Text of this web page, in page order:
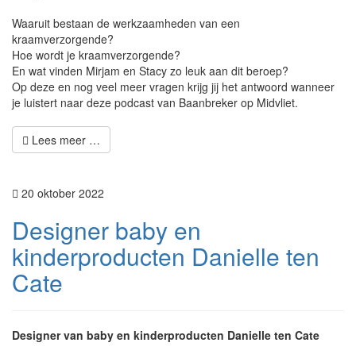
Waaruit bestaan de werkzaamheden van een
kraamverzorgende?
Hoe wordt je kraamverzorgende?
En wat vinden Mirjam en Stacy zo leuk aan dit beroep?
Op deze en nog veel meer vragen krijg jij het antwoord wanneer
je luistert naar deze podcast van Baanbreker op Midvliet.
Lees meer …
20 oktober 2022
Designer baby en
kinderproducten Danielle ten
Cate
Designer van baby en kinderproducten Danielle ten Cate